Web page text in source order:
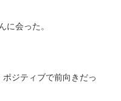
に会った。
ジティブで前向きだっ